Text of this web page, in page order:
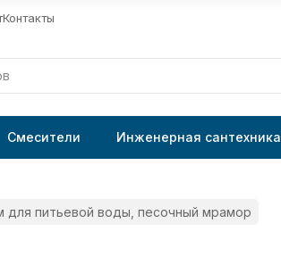
Контакты
Смесители Инженерная сантехника
для питьевой воды, песочный мрамор